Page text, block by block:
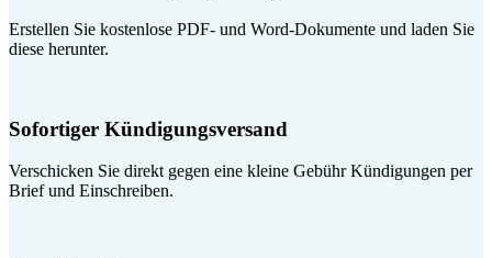
Erstellen Sie kostenlose PDF- und Word-Dokumente und laden Sie
diese herunter.
Sofortiger Kündigungsversand
Verschicken Sie direkt gegen eine kleine Gebühr Kündigungen per
Brief und Einschreiben.